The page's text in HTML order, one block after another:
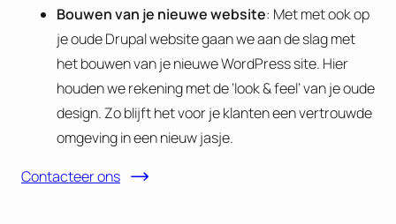
Bouwen van je nieuwe website: Met met ook op
je oude Drupal website gaan we aan de slag met
het bouwen van je nieuwe WordPress site. Hier
houden we rekening met de ‘look & feel’ van je oude
design. Zo blijft het voor je klanten een vertrouwde
omgeving in een nieuw jasje.
Contacteer ons